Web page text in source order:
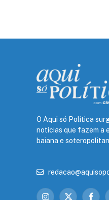
O Aqui só Política
notícias que fazem a
baiana e